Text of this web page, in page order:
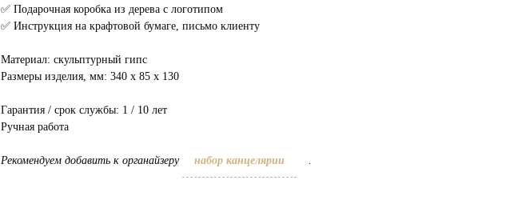
✅ Подарочная коробка из дерева с логотипом
✅ Инструкция на крафтовой бумаге, письмо клиенту
Материал: скульптурный гипс
Размеры изделия, мм: 340 х 85 х 130
Гарантия / срок службы: 1 / 10 лет
Ручная работа
Рекомендуем добавить к органайзеру набор канцелярии .